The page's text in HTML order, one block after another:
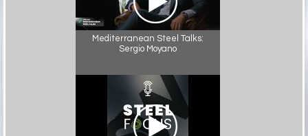
Mediterranean Steel Talks:
Sergio Moyano